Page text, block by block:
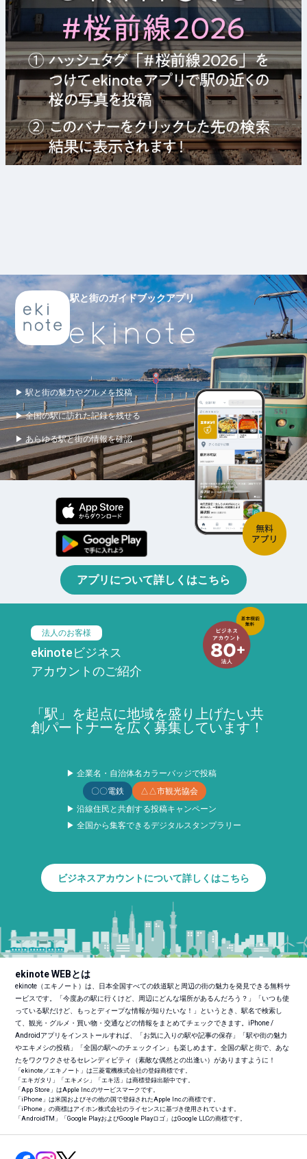
駅と街のガイドブックアプリ
▶ 駅と街の魅力やグルメを投稿
▶ 全国の駅に訪れた記録を残せる
▶ あらゆる駅と街の情報を確認
アプリについて詳しくはこちら
法人のお客様
ekinoteビジネス
アカウントのご紹介
「駅」を起点に地域を盛り上げたい共
創パートナーを広く募集しています！
▶ 企業名・自治体名カラーバッジで投稿
〇〇電鉄
△△市観光協会
▶ 沿線住民と共創する投稿キャンペーン
▶ 全国から集客できるデジタルスタンプラリー
ビジネスアカウントについて詳しくはこちら
ekinote WEBとは
ekinote（エキノート）は、日本全国すべての鉄道駅と周辺の街の魅力を発見できる無料サ
ービスです。「今度あの駅に行くけど、周辺にどんな場所があるんだろう？」「いつも使
っている駅だけど、もっとディープな情報が知りたいな！」というとき、駅名で検索し
て、観光・グルメ・買い物・交通などの情報をまとめてチェックできます。iPhone /
Androidアプリをインストールすれば、「お気に入りの駅や記事の保存」「駅や街の魅力
やエキメシの投稿」「全国の駅へのチェックイン」も楽しめます。全国の駅と街で、あな
たをワクワクさせるセレンディピティ（素敵な偶然との出逢い）がありますように！
「ekinote／エキノート」は三菱電機株式会社の登録商標です。
「エキガタリ」「エキメシ」「エキ活」は商標登録出願中です。
「App Store」はApple Inc.のサービスマークです。
「iPhone」は米国およびその他の国で登録されたApple Inc.の商標です。
「iPhone」の商標はアイホン株式会社のライセンスに基づき使用されています。
「AndroidTM 」「Google PlayおよびGoogle Playロゴ」はGoogle LLCの商標です。